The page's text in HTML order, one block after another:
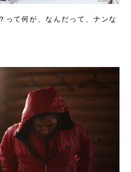
って何が、なんだって、ナンな